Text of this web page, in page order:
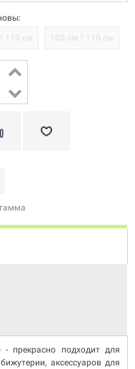
прекрасно подходит для
аксессуаров для